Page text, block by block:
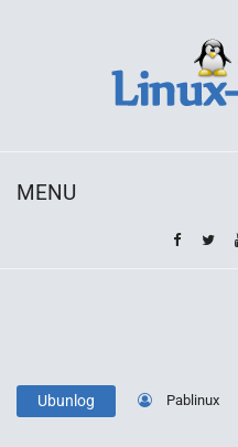
MENU
Ubunlog Pablinux